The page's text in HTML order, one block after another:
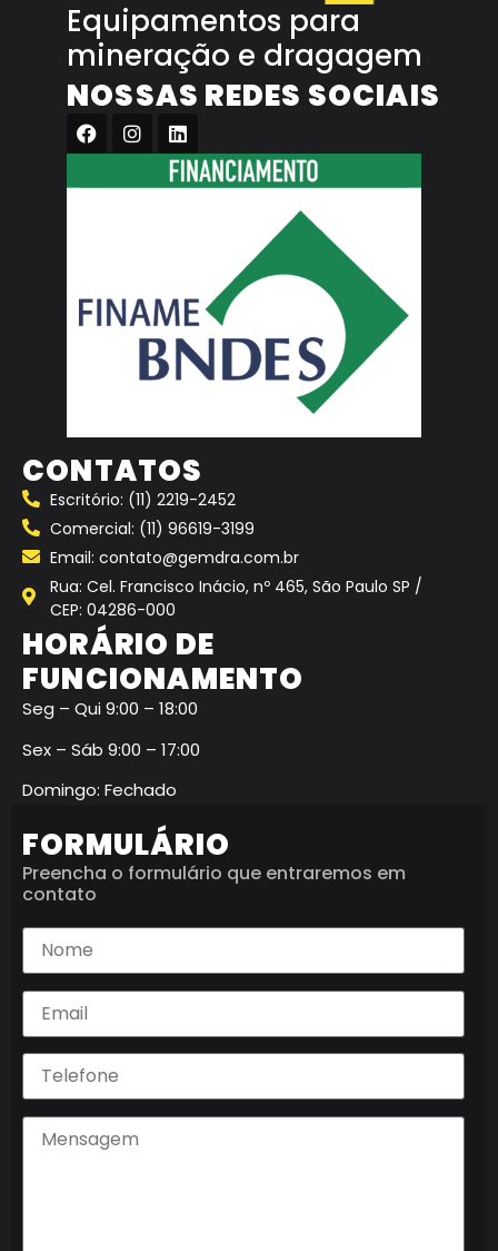
Equipamentos para
mineração e dragagem
NOSSAS REDES SOCIAIS
CONTATOS
Escritório: (11) 2219-2452
Comercial: (11) 96619-3199
Email: contato@gemdra.com.br
Rua: Cel. Francisco Inácio, nº 465, São Paulo SP /
CEP: 04286-000
HORÁRIO DE
FUNCIONAMENTO
Seg – Qui 9:00 – 18:00
Sex – Sáb 9:00 – 17:00
Domingo: Fechado
FORMULÁRIO
Preencha o formulário que entraremos em
contato